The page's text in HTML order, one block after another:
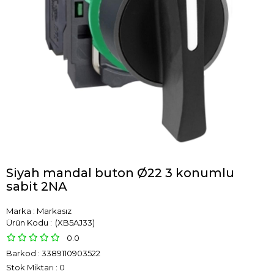
Siyah mandal buton Ø22 3 konumlu
sabit 2NA
Marka : Markasız
(XB5AJ33)
0.0
Barkod : 3389110903522
Stok Miktarı : 0